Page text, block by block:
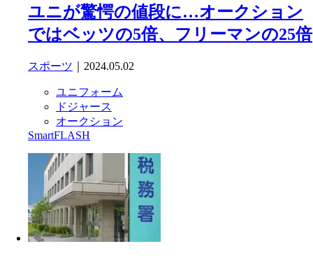
ユニが驚愕の値段に…オークション
ではベッツの5倍、フリーマンの25倍
スポーツ ｜2024.05.02
ユニフォーム
ドジャース
オークション
SmartFLASH